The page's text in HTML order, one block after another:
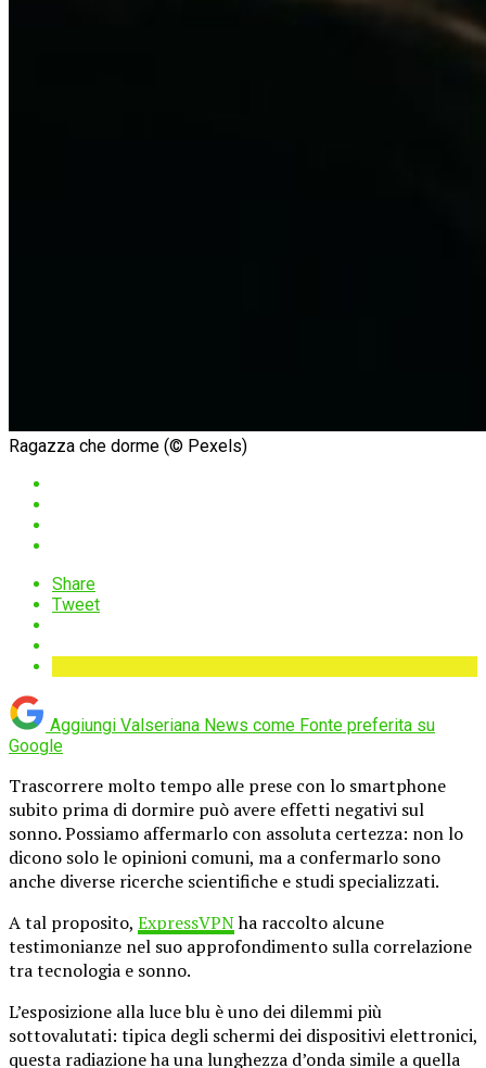
Ragazza che dorme (© Pexels)
Share
Tweet
Aggiungi Valseriana News come Fonte preferita su
Google
Trascorrere molto tempo alle prese con lo smartphone
subito prima di dormire può avere effetti negativi sul
sonno. Possiamo affermarlo con assoluta certezza: non lo
dicono solo le opinioni comuni, ma a confermarlo sono
anche diverse ricerche scientifiche e studi specializzati.
A tal proposito, ExpressVPNha raccolto alcune
testimonianze nel suo approfondimento sulla correlazione
tra tecnologia e sonno.
L’esposizione alla luce blu è uno dei dilemmi più
sottovalutati: tipica degli schermi dei dispositivi elettronici,
questa radiazione ha una lunghezza d’onda simile a quella